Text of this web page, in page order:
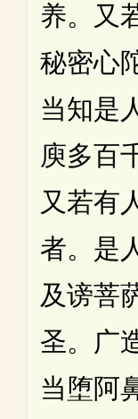
养。又
秘密心
当知是
庾多百
又若有
者。是
及谤菩
圣。广
当堕阿